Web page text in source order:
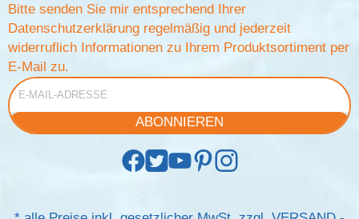
Bitte senden Sie mir entsprechend Ihrer
Datenschutzerklärung regelmäßig und jederzeit
widerruflich Informationen zu Ihrem Produktsortiment per
E-Mail zu.
E-Mail-Adresse
ABONNIEREN